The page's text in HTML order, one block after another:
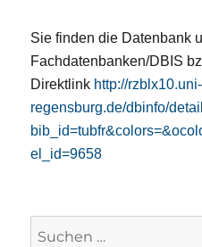
Sie finden die Datenbank
Fachdatenbanken/DBIS
Direktlink http://rzblx10.uni-
regensburg.de/dbinfo/
el_id=9658